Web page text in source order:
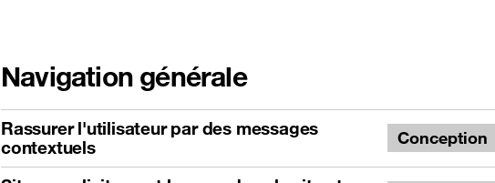
Navigation générale
Rassurer l'utilisateur par des messages
contextuels
Conception